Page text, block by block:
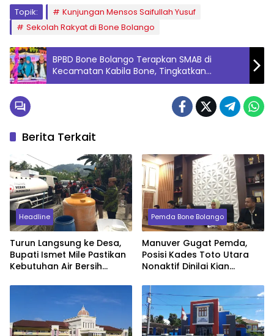
Topik:
Kunjungan Mensos Saifullah Yusuf
Sekolah Rakyat di Bone Bolango
BPBD Bone Bolango Terapkan SMAB di
Kecamatan Kabila Bone, Tingkatkan
Kesiapsiagaan Menghadapi Potensi Bencana
Berita Terkait
Headline
Turun Langsung ke Desa,
Bupati Ismet Mile Pastikan
Kebutuhan Air Bersih
Terpenuhi
Pemda Bone Bolango
Manuver Gugat Pemda,
Posisi Kades Toto Utara
Nonaktif Dinilai Kian